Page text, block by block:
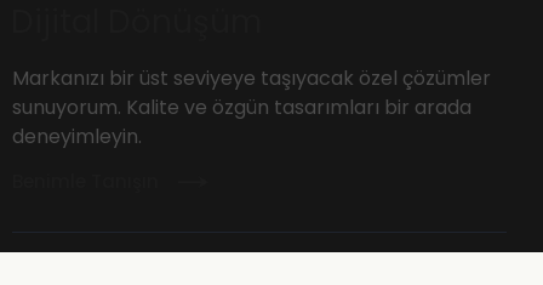
Markanızı bir üst seviyeye taşıyacak özel çözümler
sunuyorum. Kalite ve özgün tasarımları bir arada
deneyimleyin.